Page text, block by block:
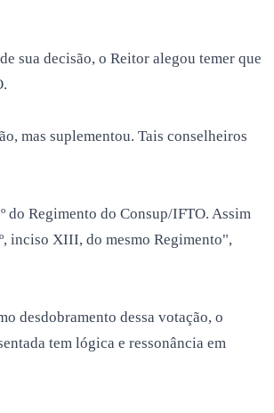
sua decisão, o Reitor alegou temer que
mas suplementou. Tais conselheiros
Regimento do Consup/IFTO. Assim
inciso XIII, do mesmo Regimento",
desdobramento dessa votação, o
tem lógica e ressonância em